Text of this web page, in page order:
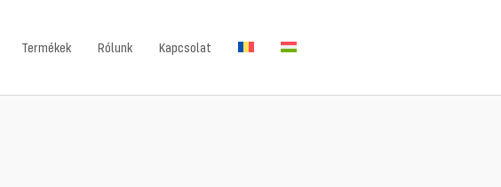
Termékek Rólunk Kapcsolat